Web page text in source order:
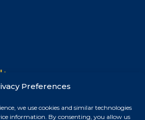
Preferences
we use cookies and similar technologies
information. By consenting, you allow us